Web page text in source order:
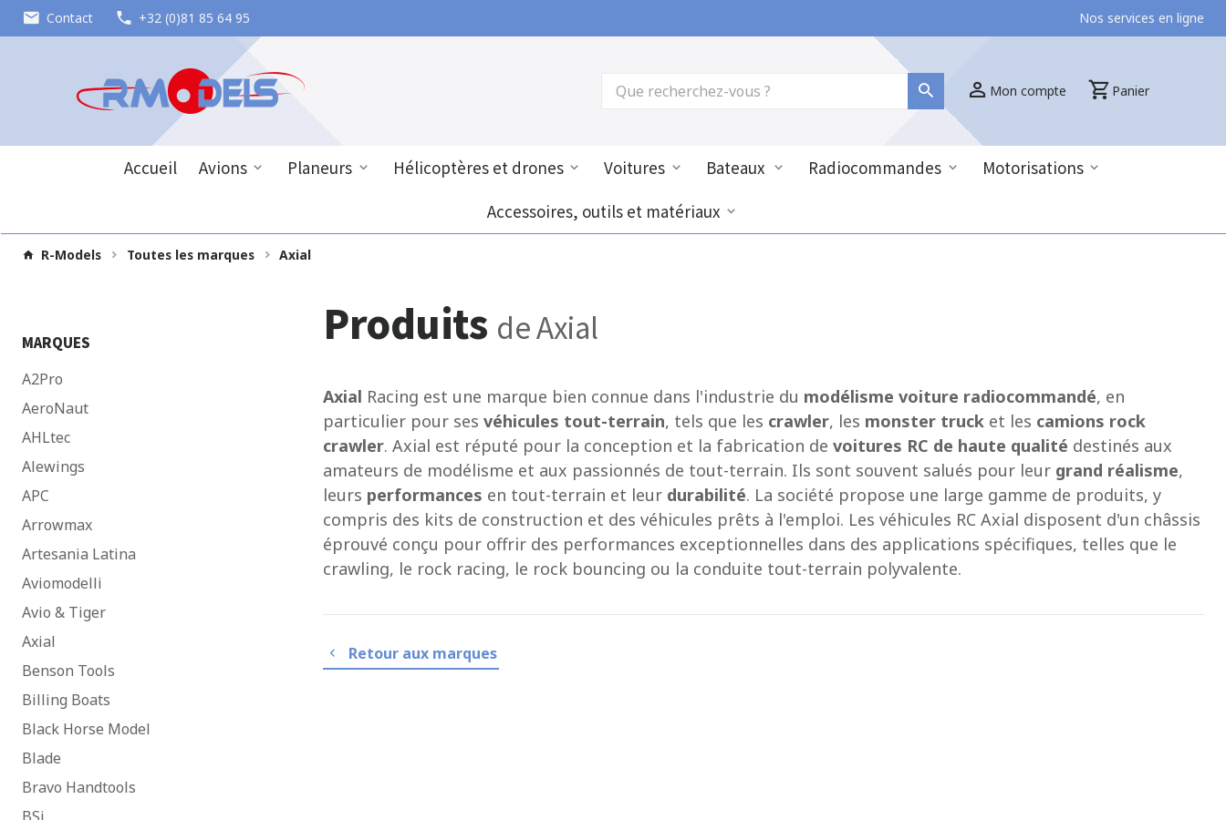
Contact +32 (0)81 85 64 95 Nos services en ligne
Mon compte Panier
Accueil Avions Planeurs Hélicoptères et drones Voitures Bateaux Radiocommandes
Motorisations
Accessoires, outils et matériaux
R-Models Toutes les marques Axial
MARQUES
A2Pro
AeroNaut
AHLtec
Alewings
APC
Arrowmax
Artesania Latina
Aviomodelli
Avio & Tiger
Axial
Benson Tools
Billing Boats
Black Horse Model
Blade
Bravo Handtools
Produits de Axial
Axial Racing est une marque bien connue dans l'industrie du modélisme voiture radiocommandé, en
particulier pour ses véhicules tout-terrain, tels que les crawler, les monster truck et les camions rock
crawler. Axial est réputé pour la conception et la fabrication de voitures RC de haute qualité destinés aux
amateurs de modélisme et aux passionnés de tout-terrain. Ils sont souvent salués pour leur grand réalisme,
leurs performances en tout-terrain et leur durabilité. La société propose une large gamme de produits, y
compris des kits de construction et des véhicules prêts à l'emploi. Les véhicules RC Axial disposent d'un châssis
éprouvé conçu pour offrir des performances exceptionnelles dans des applications spécifiques, telles que le
crawling, le rock racing, le rock bouncing ou la conduite tout-terrain polyvalente.
Retour aux marques